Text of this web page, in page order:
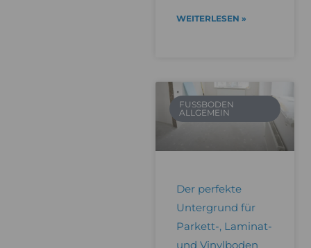
WEITERLESEN »
FUSSBODEN A
LLGEMEIN
Der perfekte
Untergrund für
Parkett-, Laminat-
und Vinylboden